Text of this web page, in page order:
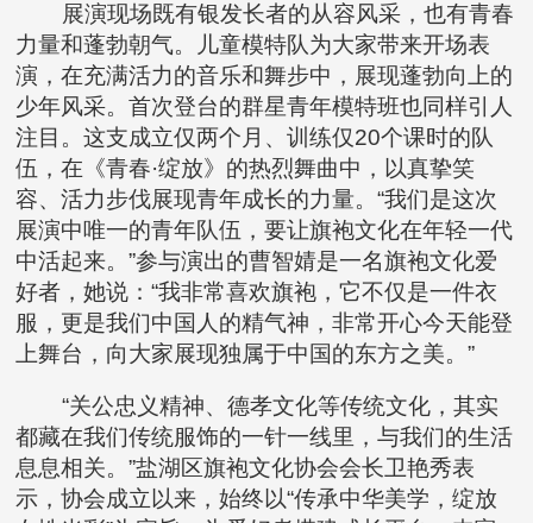
展演现场既有银发长者的从容风采，也有青春
力量和蓬勃朝气。儿童模特队为大家带来开场表
演，在充满活力的音乐和舞步中，展现蓬勃向上的
少年风采。首次登台的群星青年模特班也同样引人
注目。这支成立仅两个月、训练仅20个课时的队
伍，在《青春·绽放》的热烈舞曲中，以真挚笑
容、活力步伐展现青年成长的力量。“我们是这次
展演中唯一的青年队伍，要让旗袍文化在年轻一代
中活起来。”参与演出的曹智婧是一名旗袍文化爱
好者，她说：“我非常喜欢旗袍，它不仅是一件衣
服，更是我们中国人的精气神，非常开心今天能登
上舞台，向大家展现独属于中国的东方之美。”
“关公忠义精神、德孝文化等传统文化，其实
都藏在我们传统服饰的一针一线里，与我们的生活
息息相关。”盐湖区旗袍文化协会会长卫艳秀表
示，协会成立以来，始终以“传承中华美学，绽放